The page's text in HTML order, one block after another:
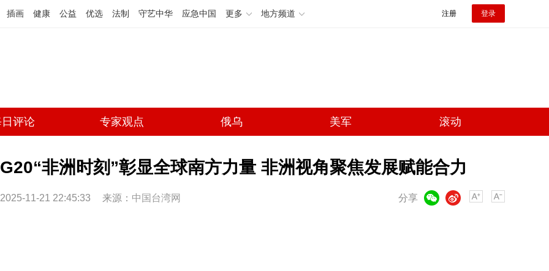
插画 健康 公益 优选 法制 守艺中华 应急中国 更多 地方频道 注册 登录
评论 专家观点 俄乌 美军 滚动
G20“非洲时刻”彰显全球南方力量 非洲视角聚焦发展赋能合力
2025-11-21 22:45:33 来源： 中国台湾网 分享
微博